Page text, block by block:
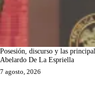
Posesión, discurso y las
Abelardo De La Espriella
7 agosto, 2026